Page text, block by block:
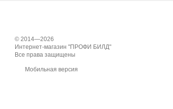
© 2014—2026
Интернет-магазин "ПРОФИ БИЛД"
Все права защищены
Мобильная версия